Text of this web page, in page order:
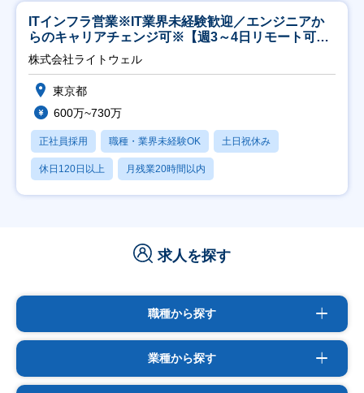
ITインフラ営業※IT業界未経験歓迎／エンジニアか
らのキャリアチェンジ可※【週3～4日リモート可
能】
株式会社ライトウェル
東京都
600万~730万
正社員採用 職種・業界未経験OK 土日祝休み
休日120日以上 月残業20時間以内
求人を探す
職種から探す
業種から探す